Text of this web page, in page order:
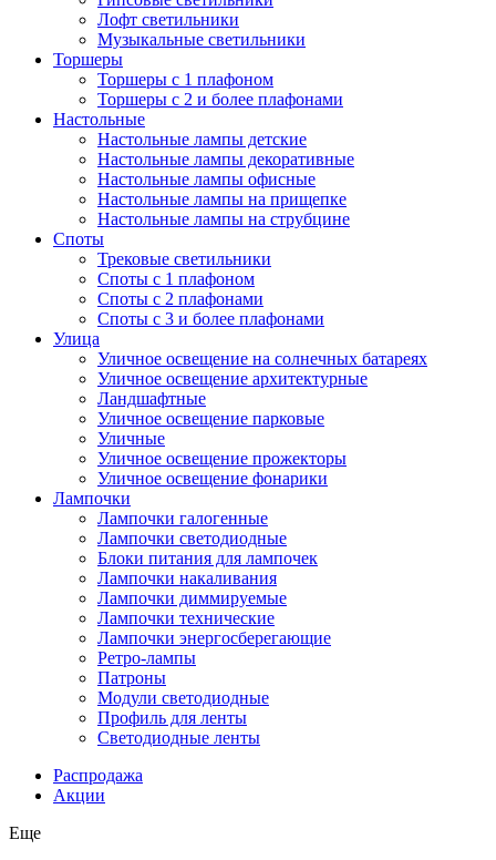
Лофт светильники
Музыкальные светильники
Торшеры
Торшеры с 1 плафоном
Торшеры с 2 и более плафонами
Настольные
Настольные лампы детские
Настольные лампы декоративные
Настольные лампы офисные
Настольные лампы на прищепке
Настольные лампы на струбцине
Споты
Трековые светильники
Споты с 1 плафоном
Споты с 2 плафонами
Споты с 3 и более плафонами
Улица
Уличное освещение на солнечных батареях
Уличное освещение архитектурные
Ландшафтные
Уличное освещение парковые
Уличные
Уличное освещение прожекторы
Уличное освещение фонарики
Лампочки
Лампочки галогенные
Лампочки светодиодные
Блоки питания для лампочек
Лампочки накаливания
Лампочки диммируемые
Лампочки технические
Лампочки энергосберегающие
Ретро-лампы
Патроны
Модули светодиодные
Профиль для ленты
Светодиодные ленты
Распродажа
Акции
Еще